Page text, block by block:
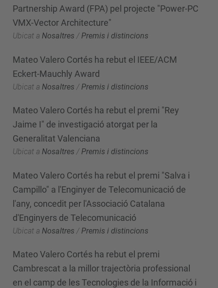
Partnership Award (FPA) pel projecte "Power-PC
VMX-Vector Architecture"
Ubicat a Nosaltres /Premis i distincions
Mateo Valero Cortés ha rebut el IEEE/ACM
Eckert-Mauchly Award
Ubicat a Nosaltres / Premis i distincions
Mateo Valero Cortés ha rebut el premi "Rey
Jaime I" de investigació atorgat per la
Generalitat Valenciana
Ubicat a Nosaltres /Premis i distincions
Mateo Valero Cortés ha rebut el premi "Salva i
Campillo" a l'Enginyer de Telecomunicació de
l'any, concedit per l'Associació Catalana
d'Enginyers de Telecomunicació
Ubicat a Nosaltres / Premis i distincions
Mateo Valero Cortés ha rebut el premi
Cambrescat a la millor trajectòria professional
en el camp de les Tecnologies de la Informació i